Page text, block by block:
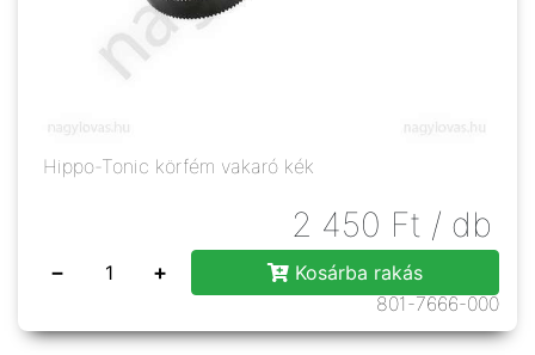
Hippo-Tonic körfém vakaró kék
2 450 Ft / db
− +
Kosárba rakás
801-7666-000